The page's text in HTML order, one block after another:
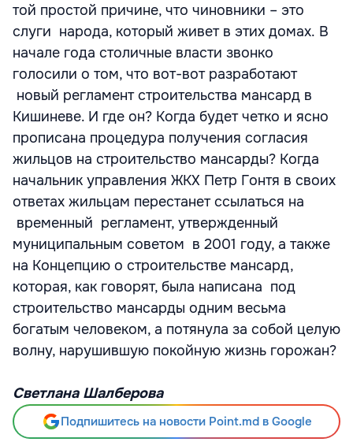
той простой причине, что чиновники – это
слуги народа, который живет в этих домах. В
начале года столичные власти звонко
голосили о том, что вот-вот разработают
новый регламент строительства мансард в
Кишиневе. И где он? Когда будет четко и ясно
прописана процедура получения согласия
жильцов на строительство мансарды? Когда
начальник управления ЖКХ Петр Гонтя в своих
ответах жильцам перестанет ссылаться на
временный регламент, утвержденный
муниципальным советом в 2001 году, а также
на Концепцию о строительстве мансард,
которая, как говорят, была написана под
строительство мансарды одним весьма
богатым человеком, а потянула за собой целую
волну, нарушившую покойную жизнь горожан?
Светлана Шалберова
Подпишитесь на новости Point.md в Google